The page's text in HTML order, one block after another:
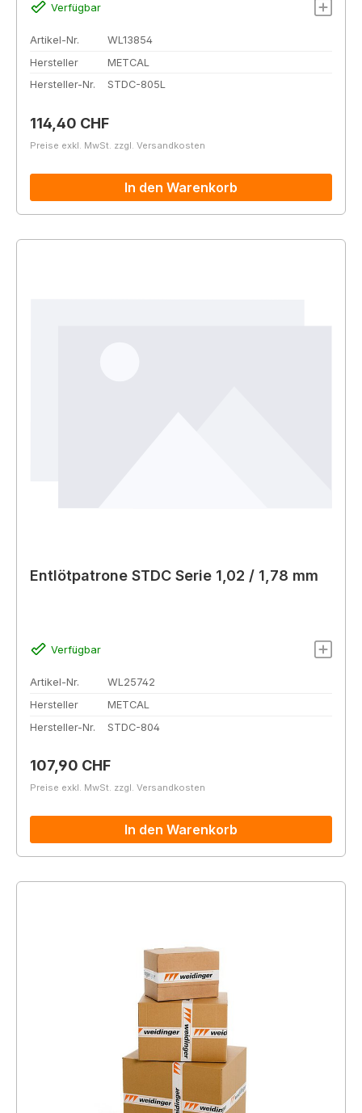
Verfügbar
Artikel-Nr.
WL13854
Hersteller
METCAL
Hersteller-Nr.
STDC-805L
Regulärer Preis:
114,40 CHF
Preise exkl. MwSt. zzgl. Versandkosten
In den Warenkorb
Entlötpatrone STDC Serie 1,02 / 1,78 mm
Verfügbar
Artikel-Nr.
WL25742
Hersteller
METCAL
Hersteller-Nr.
STDC-804
Regulärer Preis:
107,90 CHF
Preise exkl. MwSt. zzgl. Versandkosten
In den Warenkorb